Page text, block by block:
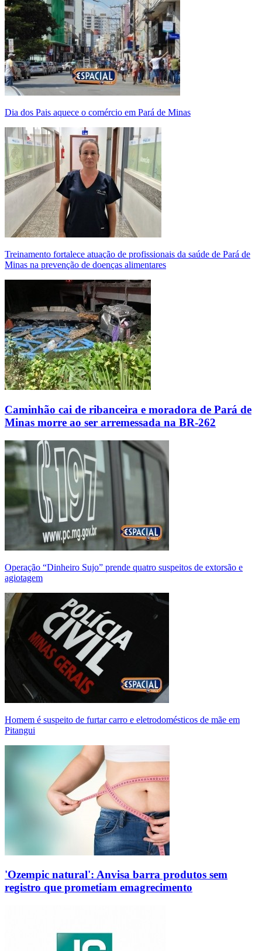
Dia dos Pais aquece o comércio em Pará de Minas
Treinamento fortalece atuação de profissionais da saúde de Pará de
Minas na prevenção de doenças alimentares
Caminhão cai de ribanceira e moradora de Pará de
Minas morre ao ser arremessada na BR-262
Operação “Dinheiro Sujo” prende quatro suspeitos de extorsão e
agiotagem
Homem é suspeito de furtar carro e eletrodomésticos de mãe em
Pitangui
'Ozempic natural': Anvisa barra produtos sem
registro que prometiam emagrecimento